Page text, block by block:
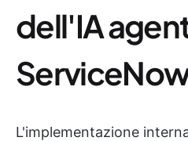
dell'IA
L'implementazione